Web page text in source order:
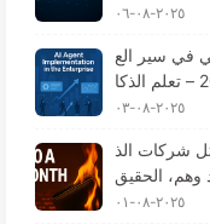
تحقق ال
ببطء 169
٢٠٢٥-٠٨-٠٦
في سير الع
مل المؤسسي: دليل شامل للتنفيذ في 2025 – تعلم الذكا
ببطء 166
٢٠٢٥-٠٨-٠٣
تقتل شركات الذ
وهم، الحقيق
الاصطناع
٢٠٢٥-٠٨-٠١